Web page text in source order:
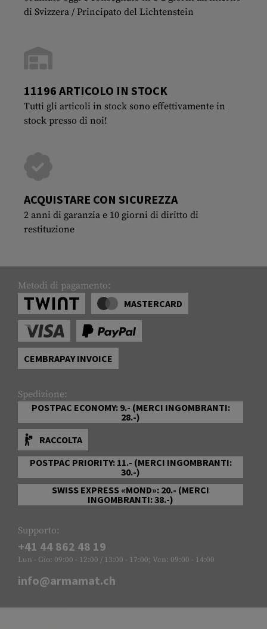
di Svizzera / Principato del Lichtenstein
11196 ARTICOLO IN STOCK
Tutti gli articoli in stock sono effettivamente in
stock presso di noi!
ACQUISTARE CON SICUREZZA
2 anni di garanzia e 10 giorni di diritto di
restituzione
Metodi di pagamento:
MASTERCARD
CEMBRAPAY INVOICE
Spedizione:
POSTPAC ECONOMY: 9.- (MERCI INGOMBRANTI:
28.-)
RACCOLTA
POSTPAC PRIORITY: 11.- (MERCI INGOMBRANTI:
30.-)
SWISS EXPRESS «MOND»: 20.- (MERCI
INGOMBRANTI: 38.-)
Supporto:
+41 44 862 48 19
Lun - Gio: 09:00 - 12:00 / 13:00 - 17:00; Ven: 09:00 - 14:00
info@armamat.ch